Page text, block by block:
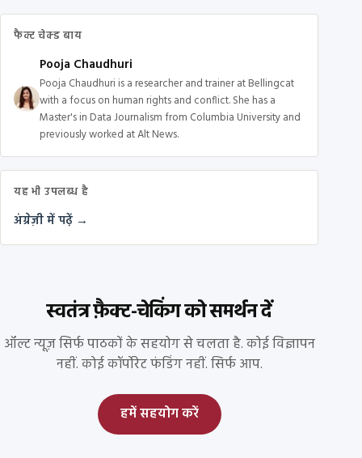
फैक्ट चेक्ड बाय
Pooja Chaudhuri
Pooja Chaudhuri is a researcher and trainer at Bellingcat
with a focus on human rights and conflict. She has a
Master's in Data Journalism from Columbia University and
previously worked at Alt News.
यह भी उपलब्ध है
अंग्रेज़ी में पढ़ें →
स्वतंत्र फ़ैक्ट-चेकिंग को समर्थन दें
ऑल्ट न्यूज़ सिर्फ पाठकों के सहयोग से चलता है. कोई विज्ञापन
नहीं. कोई कॉर्पोरेट फंडिंग नहीं. सिर्फ आप.
हमें सहयोग करें